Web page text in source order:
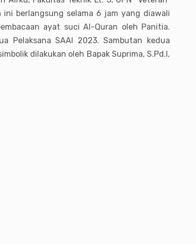
berlangsung selama 6 jam yang diawali
ayat suci Al-Quran oleh Panitia.
Pelaksana SAAI 2023. Sambutan kedua
dilakukan oleh Bapak Suprima, S.Pd.I,